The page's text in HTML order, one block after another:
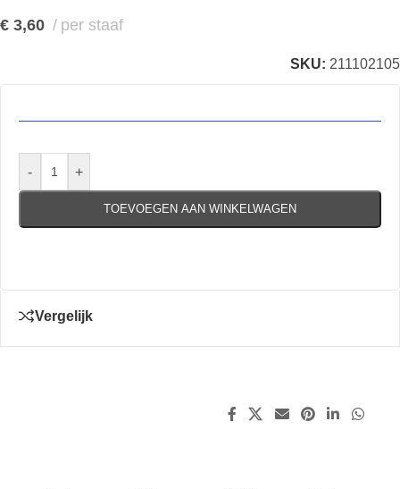
€ 3,60 per staaf
SKU: 211102105
- +
TOEVOEGEN AAN WINKELWAGEN
Vergelijk